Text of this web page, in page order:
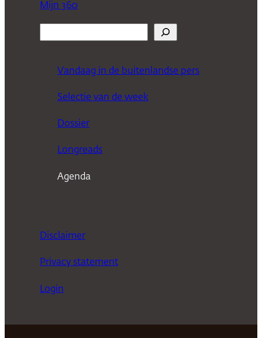
Mijn 360
Vandaag in de buitenlandse pers
Selectie van de week
Dossier
Longreads
Agenda
Disclaimer
Privacy statement
Login